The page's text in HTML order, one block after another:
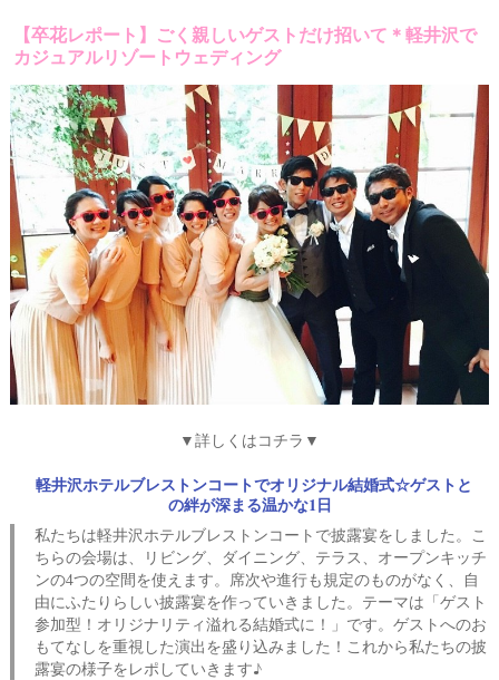
【卒花レポート】ごく親しいゲストだけ招いて＊軽井沢で
カジュアルリゾートウェディング
▼詳しくはコチラ▼
軽井沢ホテルブレストンコートでオリジナル結婚式☆ゲストと
の絆が深まる温かな1日
私たちは軽井沢ホテルブレストンコートで披露宴をしました。こ
ちらの会場は、リビング、ダイニング、テラス、オープンキッチ
ンの4つの空間を使えます。席次や進行も規定のものがなく、自
由にふたりらしい披露宴を作っていきました。テーマは「ゲスト
参加型！オリジナリティ溢れる結婚式に！」です。ゲストへのお
もてなしを重視した演出を盛り込みました！これから私たちの披
露宴の様子をレポしていきます♪
ウ
ェ
デ
ィ
ン
グ
フ
ォ